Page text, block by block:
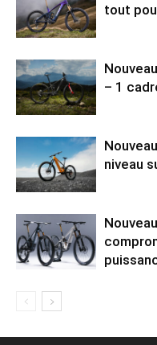
tout
– 1
niveau